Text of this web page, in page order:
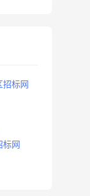
招标网
标网